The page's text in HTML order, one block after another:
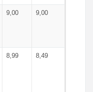
9,00 9,00
8,99 8,49